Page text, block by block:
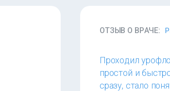
ОТЗЫВ О ВРАЧЕ:
Проходил
простой и
сразу, стало